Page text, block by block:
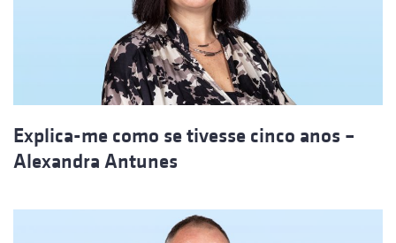
Explica-me como se tivesse cinco anos –
Alexandra Antunes